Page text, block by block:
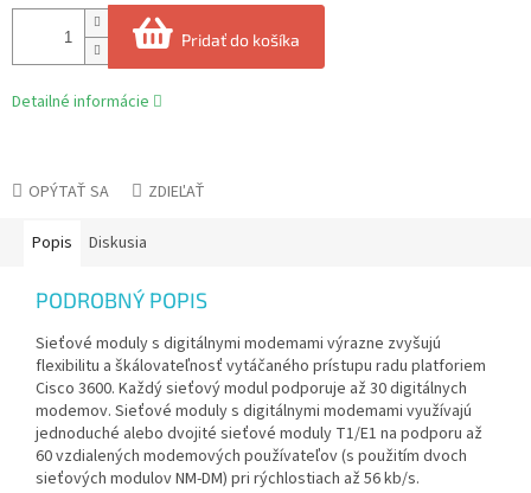
Pridať do košíka
Detailné informácie
OPÝTAŤ SA ZDIEĽAŤ
Popis Diskusia
PODROBNÝ POPIS
Sieťové moduly s digitálnymi modemami výrazne zvyšujú
flexibilitu a škálovateľnosť vytáčaného prístupu radu platforiem
Cisco 3600. Každý sieťový modul podporuje až 30 digitálnych
modemov. Sieťové moduly s digitálnymi modemami využívajú
jednoduché alebo dvojité sieťové moduly T1/E1 na podporu až
60 vzdialených modemových používateľov (s použitím dvoch
sieťových modulov NM-DM) pri rýchlostiach až 56 kb/s.